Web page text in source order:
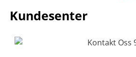
Kundesenter